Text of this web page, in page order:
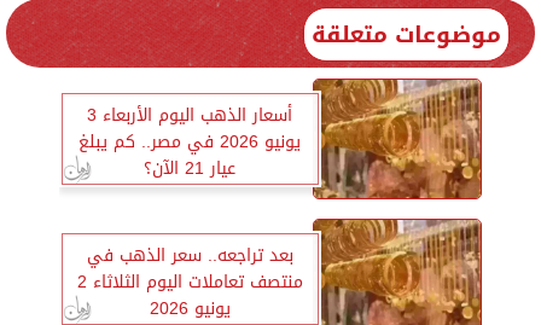
موضوعات متعلقة
أسعار الذهب اليوم الأربعاء 3
يونيو 2026 في مصر.. كم يبلغ
عيار 21 الآن؟
بعد تراجعه.. سعر الذهب في
منتصف تعاملات اليوم الثلاثاء 2
يونيو 2026